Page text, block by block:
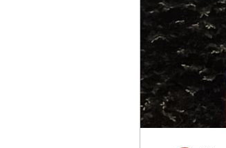
Turismo Rural